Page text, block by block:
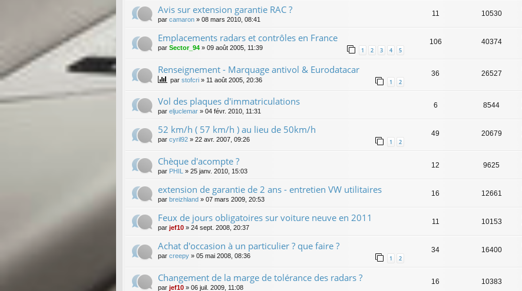
Avis sur extension garantie RAC ?
par camaron » 08 mars 2010, 08:41
11 10530
Emplacements radars et contrôles en France
par Sector_94 » 09 août 2005, 11:39 1 2 3 4 5
106 40374
Renseignement - Marquage antivol & Eurodatacar
par stofcri » 11 août 2005, 20:36 1 2
36 26527
Vol des plaques d'immatriculations
par eljuclemar » 04 févr. 2010, 11:31
6 8544
52 km/h ( 57 km/h ) au lieu de 50km/h
par cyril92 » 22 avr. 2007, 09:26 1 2
49 20679
Chèque d'acompte ?
par PHIL » 25 janv. 2010, 15:03
12 9625
extension de garantie de 2 ans - entretien VW utilitaires
par breizhland » 07 mars 2009, 20:53
16 12661
Feux de jours obligatoires sur voiture neuve en 2011
par jef10 » 24 sept. 2008, 20:37
11 10153
Achat d'occasion à un particulier ? que faire ?
par creepy » 05 mai 2008, 08:36 1 2
34 16400
Changement de la marge de tolérance des radars ?
par jef10 » 06 juil. 2009, 11:08
16 10383